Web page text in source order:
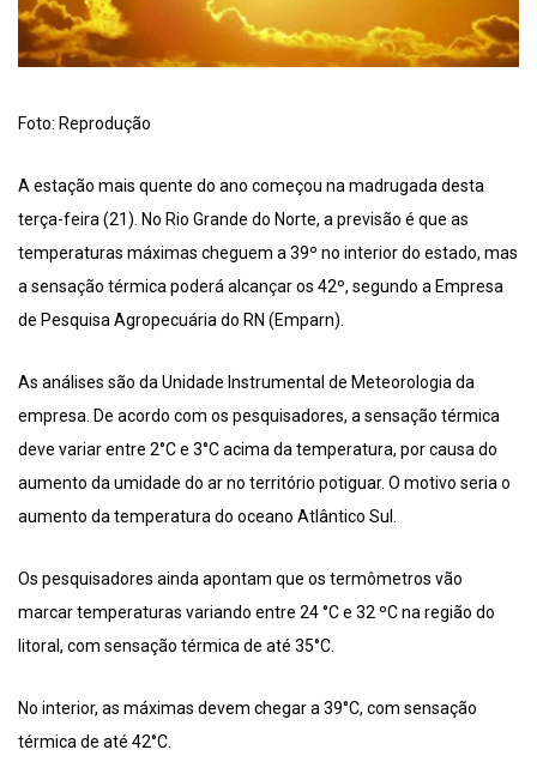
Foto: Reprodução
A estação mais quente do ano começou na madrugada desta
terça-feira (21). No Rio Grande do Norte, a previsão é que as
temperaturas máximas cheguem a 39º no interior do estado, mas
a sensação térmica poderá alcançar os 42º, segundo a Empresa
de Pesquisa Agropecuária do RN (Emparn).
As análises são da Unidade Instrumental de Meteorologia da
empresa. De acordo com os pesquisadores, a sensação térmica
deve variar entre 2°C e 3°C acima da temperatura, por causa do
aumento da umidade do ar no território potiguar. O motivo seria o
aumento da temperatura do oceano Atlântico Sul.
Os pesquisadores ainda apontam que os termômetros vão
marcar temperaturas variando entre 24 °C e 32 ºC na região do
litoral, com sensação térmica de até 35°C.
No interior, as máximas devem chegar a 39°C, com sensação
térmica de até 42°C.